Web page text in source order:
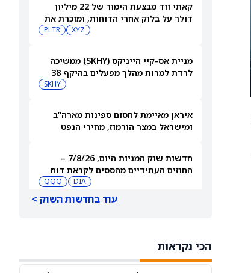
קאתי ווד מבצעת הימור של 22 מיליון
דולר על בלוק אחרי הדוחות, ומוכרת את
XYZ
PLTR
מניית אס-קיי הייניקס (SKHY) ממשיכה
לרדת למרות מהלך מפעלים בהיקף 38
מיליארד דולר להגדלת קיבולת השבבים
SKHY
איראן מאיימת לחסום ספינות מארה”ב
ומישראל במצר הורמוז, מחירי הנפט
חדשות שוק המניות היום, 7/8/26 –
החוזים העתידיים מהססים לקראת דוח
DIA
QQQ
מאנדיי: בעלי המניות אישרו הכפלת שכר
עוד בחדשות השוק >
הכי נקראות